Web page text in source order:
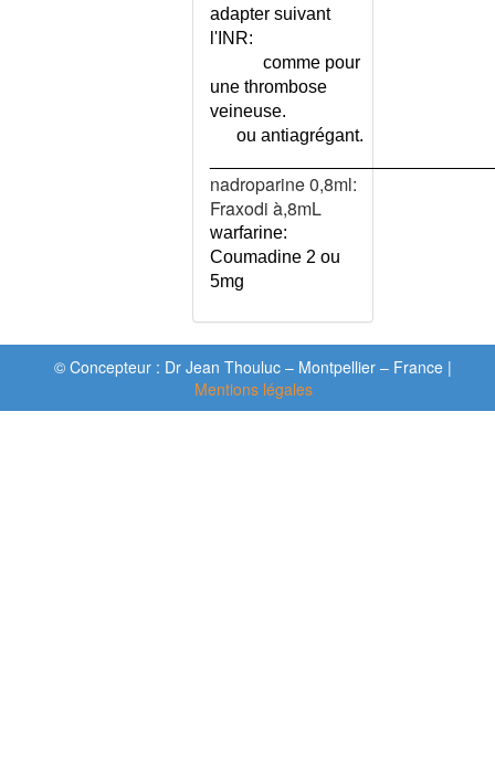
ISOLEMENT SOCIAL
ISOLEMENT SOCIAL - TEST
ISOTOPES RADIOACTIFS
JAMBES SANS REPOS
JAMBES SANS REPOS -
KAPOSI-JULIUSBERG
(SYNDROME DE)
KAWASAKI (MALADIE DE)
KERATITE
adapter suivant
l'INR:
comme pour
une thrombose
veineuse.
ou antiagrégant.
nadroparine 0,8ml:
Fraxodi à,8mL
warfarine:
Coumadine 2 ou
5mg
© Concepteur : Dr Jean Thouluc – Montpellier – France |
Mentions légales